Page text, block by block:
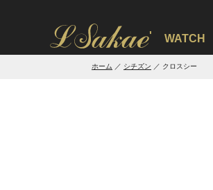
' WATCH
ホーム シチズン クロスシー